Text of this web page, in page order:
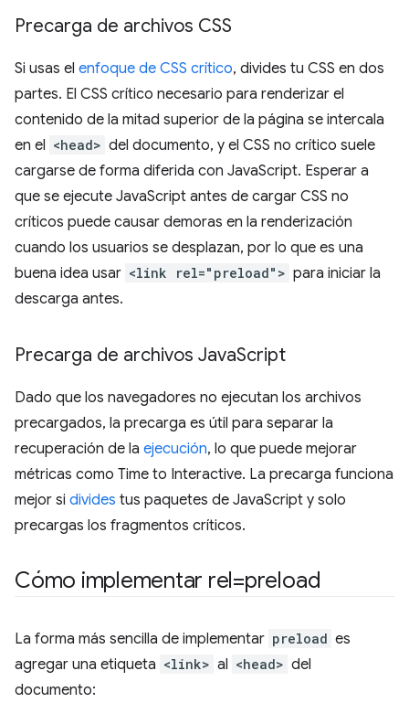
Precarga de archivos CSS
Si usas el enfoque de CSS crítico, divides tu CSS en dos
partes. El CSS crítico necesario para renderizar el
contenido de la mitad superior de la página se intercala
en el <head> del documento, y el CSS no crítico suele
cargarse de forma diferida con JavaScript. Esperar a
que se ejecute JavaScript antes de cargar CSS no
críticos puede causar demoras en la renderización
cuando los usuarios se desplazan, por lo que es una
buena idea usar <link rel="preload"> para iniciar la
descarga antes.
Precarga de archivos JavaScript
Dado que los navegadores no ejecutan los archivos
precargados, la precarga es útil para separar la
recuperación de la ejecución, lo que puede mejorar
métricas como Time to Interactive. La precarga funciona
mejor si divides tus paquetes de JavaScript y solo
precargas los fragmentos críticos.
Cómo implementar rel=preload
La forma más sencilla de implementar preload es
agregar una etiqueta <link> al <head> del
documento: